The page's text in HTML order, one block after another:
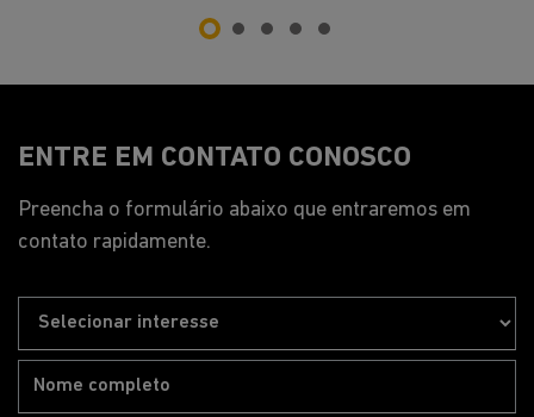
ENTRE EM CONTATO CONOSCO
Preencha o formulário abaixo que entraremos em
contato rapidamente.